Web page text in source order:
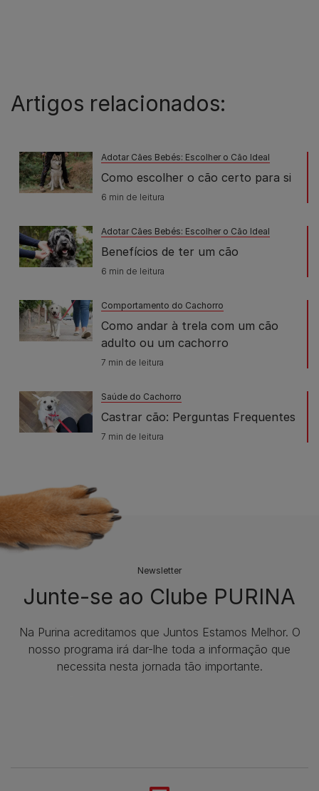
Artigos relacionados:
Adotar Cães Bebés: Escolher o Cão Ideal
Como escolher o cão certo para si
6 min de leitura
Adotar Cães Bebés: Escolher o Cão Ideal
Benefícios de ter um cão
6 min de leitura
Comportamento do Cachorro
Como andar à trela com um cão
adulto ou um cachorro
7 min de leitura
Saúde do Cachorro
Castrar cão: Perguntas Frequentes
7 min de leitura
Newsletter
Junte-se ao Clube PURINA
Na Purina acreditamos que Juntos Estamos Melhor. O
nosso programa irá dar-lhe toda a informação que
necessita nesta jornada tão importante.